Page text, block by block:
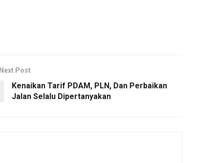
Next Post
Kenaikan Tarif PDAM, PLN, Dan Perbaikan
Jalan Selalu Dipertanyakan